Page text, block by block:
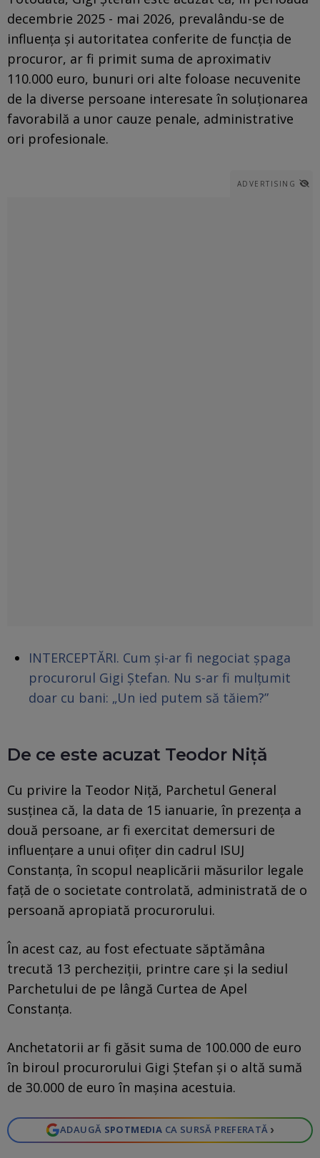
decembrie 2025 - mai 2026, prevalându-se de
influența și autoritatea conferite de funcția de
procuror, ar fi primit suma de aproximativ
110.000 euro, bunuri ori alte foloase necuvenite
de la diverse persoane interesate în soluționarea
favorabilă a unor cauze penale, administrative
ori profesionale.
ADVERTISING
INTERCEPTĂRI. Cum și-ar fi negociat șpaga
procurorul Gigi Ștefan. Nu s-ar fi mulțumit
doar cu bani: „Un ied putem să tăiem?”
De ce este acuzat Teodor Niță
Cu privire la Teodor Niță, Parchetul General
susținea că, la data de 15 ianuarie, în prezența a
două persoane, ar fi exercitat demersuri de
influențare a unui ofițer din cadrul ISUJ
Constanța, în scopul neaplicării măsurilor legale
față de o societate controlată, administrată de o
persoană apropiată procurorului.
În acest caz, au fost efectuate săptămâna
trecută 13 percheziții, printre care și la sediul
Parchetului de pe lângă Curtea de Apel
Constanța.
Anchetatorii ar fi găsit suma de 100.000 de euro
în biroul procurorului Gigi Ștefan și o altă sumă
de 30.000 de euro în mașina acestuia.
ADAUGĂ SPOTMEDIA CA SURSĂ PREFERATĂ ›